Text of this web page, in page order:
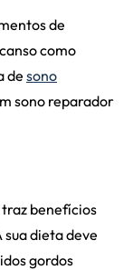
de
como
de sono
sono reparador
benefícios
dieta deve
gordos